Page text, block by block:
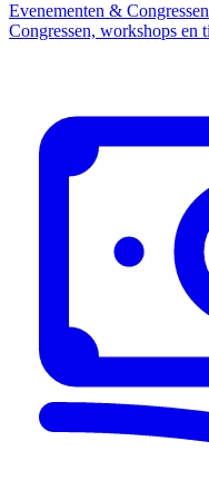
Evenementen & Congressen
Congressen, workshops